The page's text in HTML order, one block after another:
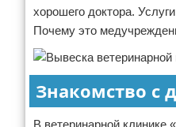
хорошего доктора.
Почему это
Знакомство с
В ветеринарной клинике